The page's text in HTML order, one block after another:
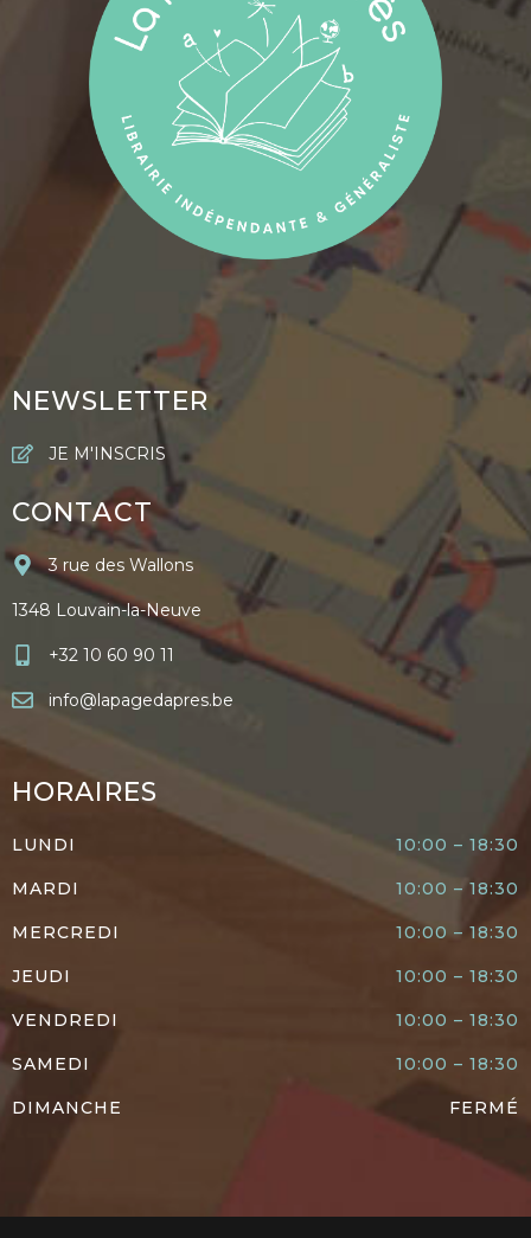
NEWSLETTER
JE M'INSCRIS
CONTACT
3 rue des Wallons
1348 Louvain-la-Neuve
+32 10 60 90 11
info@lapagedapres.be
HORAIRES
LUNDI
MARDI
MERCREDI
JEUDI
VENDREDI
SAMEDI
DIMANCHE
10:00 – 18:30
10:00 – 18:30
10:00 – 18:30
10:00 – 18:30
10:00 – 18:30
10:00 – 18:30
FERMÉ